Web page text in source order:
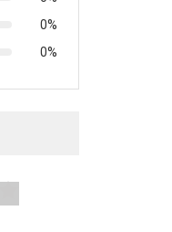
0%
0%